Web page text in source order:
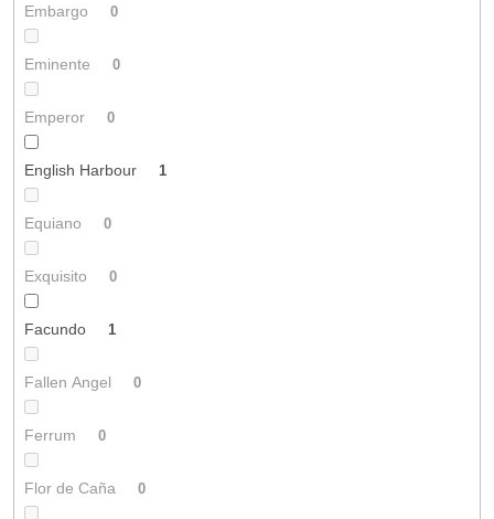
Embargo 0
Eminente 0
Emperor 0
English Harbour 1
Equiano 0
Exquisito 0
Facundo 1
Fallen Angel 0
Ferrum 0
Flor de Caña 0